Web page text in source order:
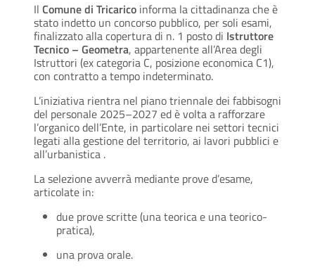
Il Comune di Tricarico informa la cittadinanza che è
stato indetto un concorso pubblico, per soli esami,
finalizzato alla copertura di n. 1 posto di Istruttore
Tecnico – Geometra, appartenente all’Area degli
Istruttori (ex categoria C, posizione economica C1),
con contratto a tempo indeterminato.
L’iniziativa rientra nel piano triennale dei fabbisogni
del personale 2025–2027 ed è volta a rafforzare
l’organico dell’Ente, in particolare nei settori tecnici
legati alla gestione del territorio, ai lavori pubblici e
all’urbanistica .
La selezione avverrà mediante prove d’esame,
articolate in:
due prove scritte (una teorica e una teorico-
pratica),
una prova orale.